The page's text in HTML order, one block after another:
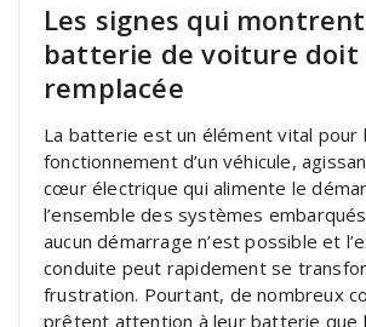
Les signes qui montrent
batterie de voiture
remplacée
La batterie est un élément vital pour
fonctionnement d’un véhicule,
cœur électrique qui alimente le
l’ensemble des systèmes
aucun démarrage n’est possible et
conduite peut rapidement se
frustration. Pourtant, de nombreux
prêtent attention à leur batterie que